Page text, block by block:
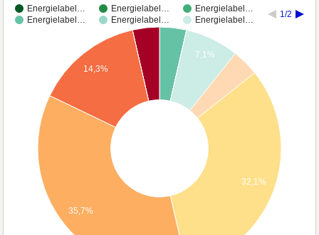
Energielabel… Energielabel…
Energielabel…
Energielabel…
Energielabel… Energielabel…
1/2
7,1%
32,1%
14,3%
35,7%